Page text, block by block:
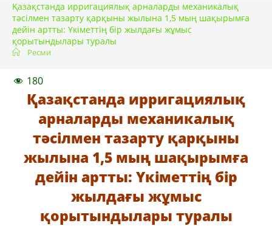
Қазақстанда ирригациялық арналарды механикалық
тәсілмен тазарту қарқыны жылына 1,5 мың шақырымға
дейін артты: Үкіметтің бір жылдағы жұмыс
қорытындылары туралы
Ресми
180
Қазақстанда ирригациялық
арналарды механикалық
тәсілмен тазарту қарқыны
жылына 1,5 мың шақырымға
дейін артты: Үкіметтің бір
жылдағы жұмыс
қорытындылары туралы